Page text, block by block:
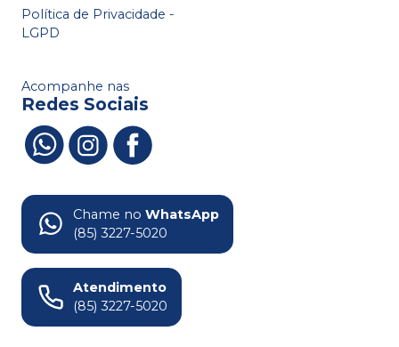
Política de Privacidade -
LGPD
Acompanhe nas
Redes Sociais
Chame no WhatsApp
(85) 3227-5020
Atendimento
(85) 3227-5020